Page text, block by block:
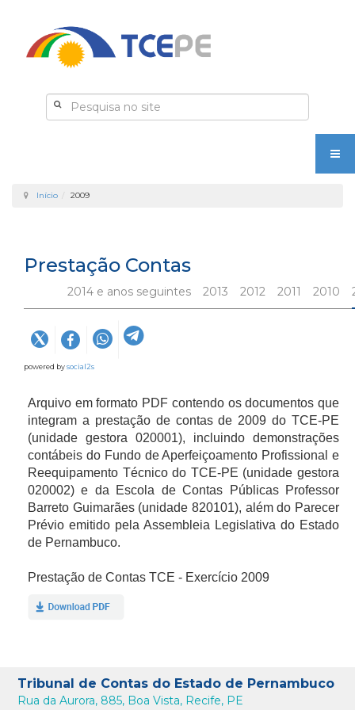
Início 2009
Prestação Contas
2014 e anos seguintes 2013 2012 2011 2010
powered bysocial2s
Arquivo em formato PDF contendo os documentos que
integram a prestação de contas de 2009 do TCE-PE
(unidade gestora 020001), incluindo demonstrações
contábeis do Fundo de Aperfeiçoamento Profissional e
Reequipamento Técnico do TCE-PE (unidade gestora
020002) e da Escola de Contas Públicas Professor
Barreto Guimarães (unidade 820101), além do Parecer
Prévio emitido pela Assembleia Legislativa do Estado
de Pernambuco.
Prestação de Contas TCE - Exercício 2009
Tribunal de Contas do Estado de Pernambuco
Rua da Aurora, 885, Boa Vista, Recife, PE